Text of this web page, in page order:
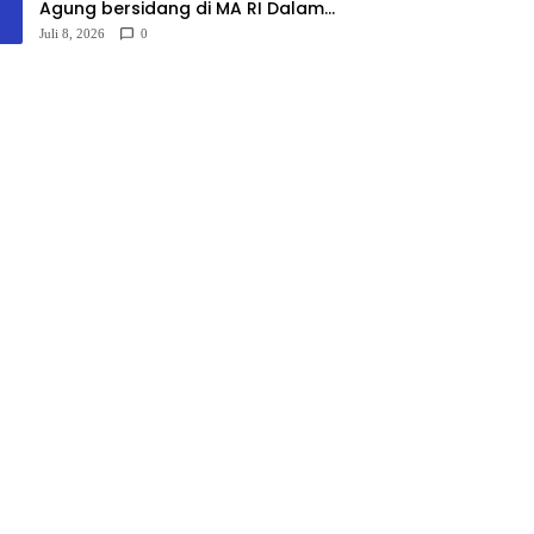
Agung bersidang di MA RI Dalam
Perkara No.10/PDT.G/2025 dan
Juli 8, 2026 0